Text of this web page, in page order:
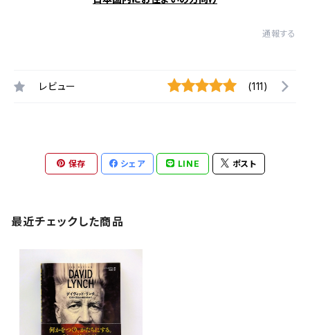
通報する
レビュー (111)
保存 シェア LINE ポスト
最近チェックした商品